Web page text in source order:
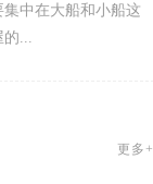
中在大船和小船这
...
更多+